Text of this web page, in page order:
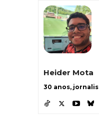
Heider Mota
30 anos,